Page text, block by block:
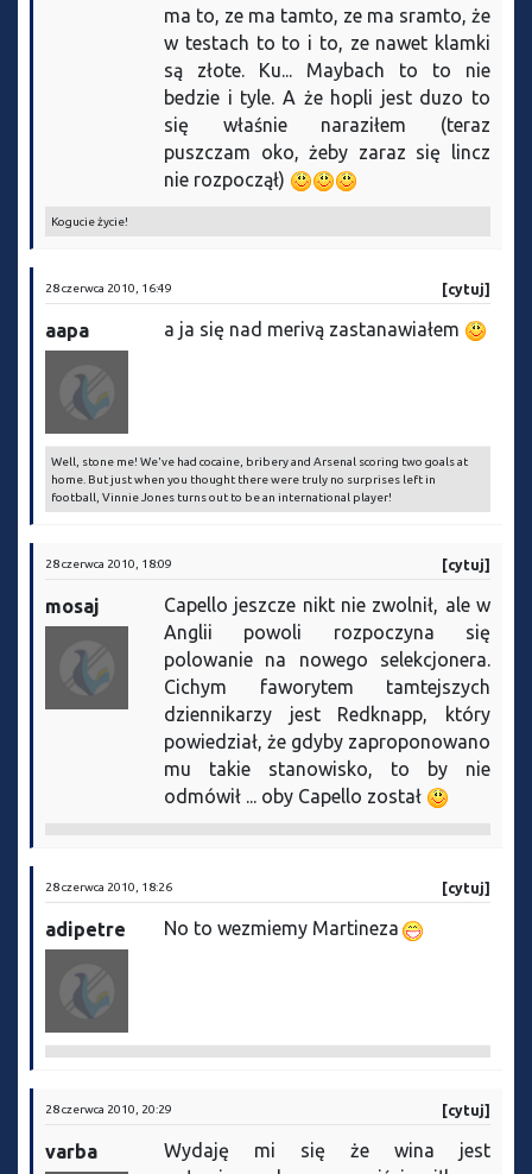
ma to, ze ma tamto, ze ma sramto, że
w testach to to i to, ze nawet klamki
są złote. Ku... Maybach to to nie
bedzie i tyle. A że hopli jest duzo to
się właśnie naraziłem (teraz
puszczam oko, żeby zaraz się lincz
nie rozpoczął)
Kogucie życie!
28 czerwca 2010, 16:49 [cytuj]
aapa a ja się nad merivą zastanawiałem
Well, stone me! We've had cocaine, bribery and Arsenal scoring two goals at
home. But just when you thought there were truly no surprises left in
football, Vinnie Jones turns out to be an international player!
28 czerwca 2010, 18:09 [cytuj]
mosaj
Capello jeszcze nikt nie zwolnił, ale w
Anglii powoli rozpoczyna się
polowanie na nowego selekcjonera.
Cichym faworytem tamtejszych
dziennikarzy jest Redknapp, który
powiedział, że gdyby zaproponowano
mu takie stanowisko, to by nie
odmówił ... oby Capello został
28 czerwca 2010, 18:26 [cytuj]
adipetre No to wezmiemy Martineza
28 czerwca 2010, 20:29 [cytuj]
varba
Wydaję mi się że wina jest